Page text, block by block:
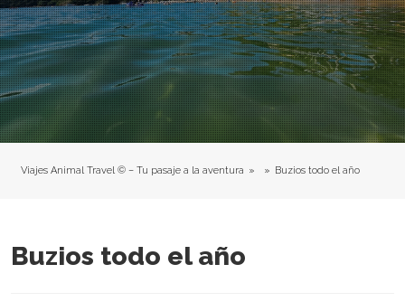
Viajes Animal Travel © – Tu pasaje a la aventura » » Buzios todo el año
Buzios todo el año